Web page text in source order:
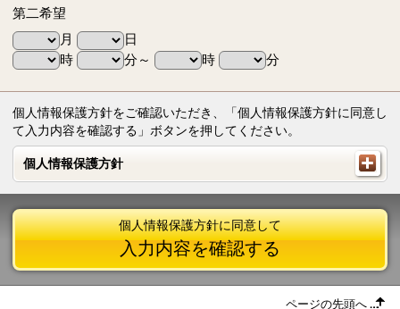
第二希望
月
日
時
分～ 時 分
個人情報保護方針をご確認いただき、「個人情報保護方針に同意し
て入力内容を確認する」ボタンを押してください。
個人情報保護方針
個人情報保護方針
個人情報保護方針に同意して
入力内容を確認する
ページの先頭へ